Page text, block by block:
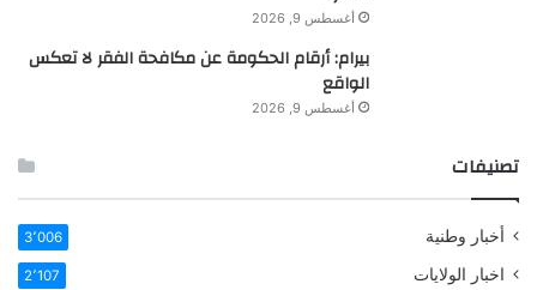
أغسطس 9, 2026
بيرام: أرقام الحكومة عن مكافحة الفقر لا تعكس
الواقع
أغسطس 9, 2026
تصنيفات
أخبار وطنية 3٬006
اخبار الولايات 2٬107